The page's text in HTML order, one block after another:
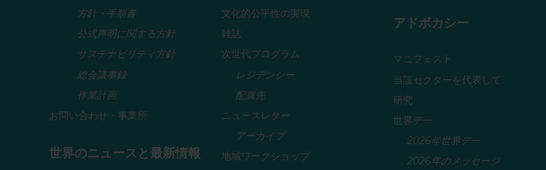
方針・手順書
公式声明に関する方針
サステナビリティ方針
総会議事録
作業計画
お問い合わせ・事業所
世界のニュースと最新情報
文化的公平性の実現
雑誌
次世代プログラム
レジデンシー
配属先
ニュースレター
アーカイブ
地域ワークショップ
アドボカシー
マニフェスト
当該セクターを代表して
研究
世界デー
2026年世界デー
2026年のメッセージ